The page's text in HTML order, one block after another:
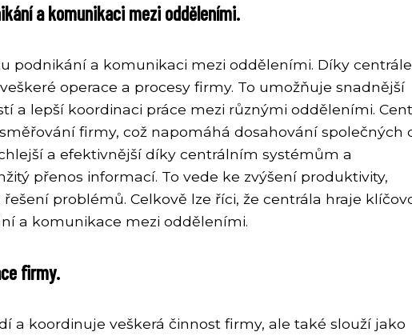
a komunikaci mezi odděleními.
podnikání a komunikaci mezi odděleními. Díky
operace a procesy firmy. To umožňuje snadnější
a lepší koordinaci práce mezi různými odděleními.
firmy, což napomáhá dosahování společných
a efektivnější díky centrálním systémům a
přenos informací. To vede ke zvýšení produktivity,
problémů. Celkově lze říci, že centrála hraje
a komunikace mezi odděleními.
firmy.
a koordinuje veškerá činnost firmy, ale také slouží jako